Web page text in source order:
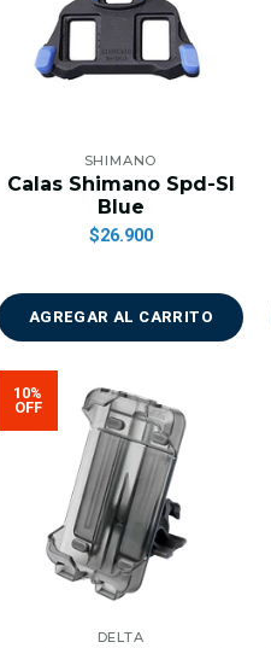
SHIMANO
Calas Shimano Spd-Sl
Blue
$26.900
AGREGAR AL CARRITO
10%
OFF
DELTA